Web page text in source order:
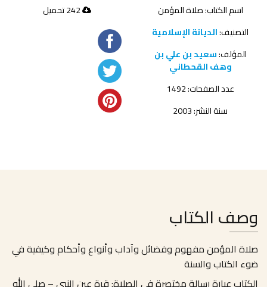
اسم الكتاب: صلاة المؤمن
التصنيف:الديانة الإسلامية
المؤلف:سعيد بن علي بن
وهف القحطاني
عدد الصفحات: 1492
سنة النشر: 2003
242 تحميل
وصف الكتاب
صلاة المؤمن مفهوم وفضائل وآداب وأنواع وأحكام وكيفية في
ضوء الكتاب والسنة